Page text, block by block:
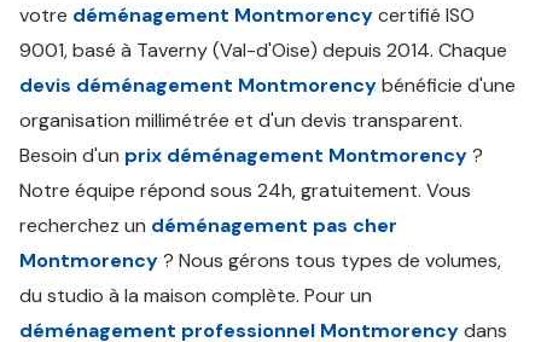
votre déménagement Montmorencycertifié ISO
9001, basé à Taverny (Val-d'Oise) depuis 2014. Chaque
devis déménagement Montmorencybénéficie d'une
organisation millimétrée et d'un devis transparent.
Besoin d'un prix déménagement Montmorency?
Notre équipe répond sous 24h, gratuitement. Vous
recherchez un déménagement pas cher
Montmorency? Nous gérons tous types de volumes,
du studio à la maison complète. Pour un
déménagement professionnel Montmorencydans